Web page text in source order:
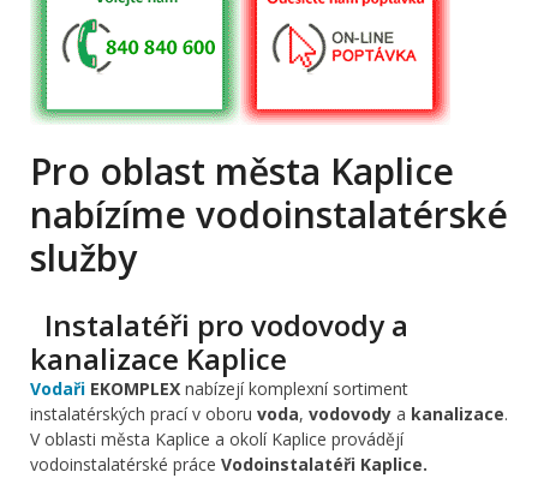
Pro oblast města Kaplice
nabízíme vodoinstalatérské
služby
Instalatéři pro vodovody a
kanalizace Kaplice
Vodaři EKOMPLEX nabízejí komplexní sortiment
instalatérských prací v oboru voda, vodovody a kanalizace.
V oblasti města Kaplice a okolí Kaplice provádějí
vodoinstalatérské práce Vodoinstalatéři Kaplice.